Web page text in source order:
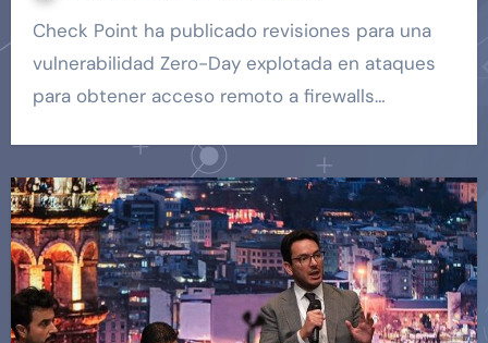
Check Point ha publicado revisiones para una
vulnerabilidad Zero-Day explotada en ataques
para obtener acceso remoto a firewalls…